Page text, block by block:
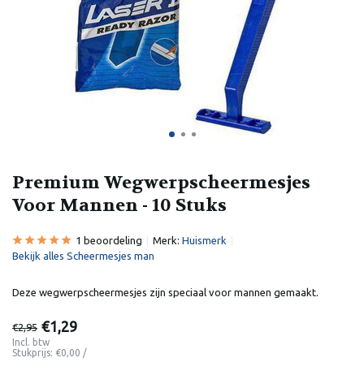
Premium Wegwerpscheermesjes
Voor Mannen - 10 Stuks
1 beoordeling Merk: Huismerk
Bekijk alles Scheermesjes man
Deze wegwerpscheermesjes zijn speciaal voor mannen gemaakt.
€2,95 €1,29
Incl. btw
Stukprijs: €0,00 /